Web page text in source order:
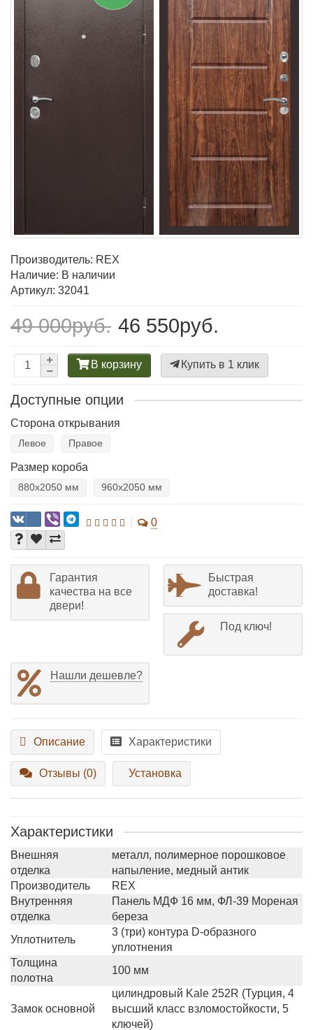
Производитель: REX
Наличие: В наличии
Артикул: 32041
49 000руб. 46 550руб.
В корзину Купить в 1 клик
Доступные опции
Сторона открывания
Левое Правое
Размер короба
880х2050 мм 960х2050 мм
0
Гарантия
качества на все
двери!
Быстрая
доставка!
Под ключ!
Нашли дешевле?
Описание Характеристики
Отзывы (0) Установка
Характеристики
Внешняя
отделка
металл, полимерное порошковое
напыление, медный антик
Производитель
REX
Внутренняя
отделка
Панель МДФ 16 мм, ФЛ-39 Мореная
береза
Уплотнитель
3 (три) контура D-образного
уплотнения
Толщина
полотна
100 мм
Замок основной
цилиндровый Kale 252R (Турция, 4
высший класс взломостойкости, 5
ключей)